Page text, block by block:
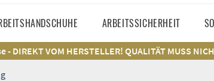
ARBEITSSICHERHEIT
DIREKT VOM HERSTELLER! QUALITÄT MUSS